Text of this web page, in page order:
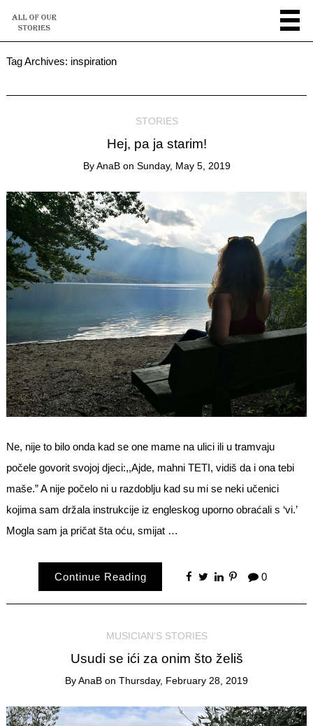
Tag Archives: inspiration
STORIES
Hej, pa ja starim!
ByAnaB on Sunday, May 5, 2019
Ne, nije to bilo onda kad se one mame na ulici ili u tramvaju
počele govorit svojoj djeci:,,Ajde, mahni TETI, vidiš da i ona tebi
maše.” A nije počelo ni u razdoblju kad su mi se neki učenici
kojima sam držala instrukcije iz engleskog uporno obraćali s ‘vi.’
Mogla sam ja pričat šta oću, smijat …
Continue Reading 0
MUSICIAN'S STORIES
Usudi se ići za onim što želiš
ByAnaB on Thursday, February 28, 2019